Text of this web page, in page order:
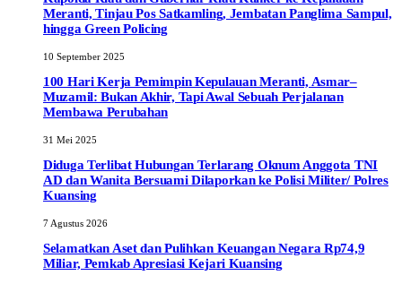
Meranti, Tinjau Pos Satkamling, Jembatan Panglima Sampul,
hingga Green Policing
10 September 2025
100 Hari Kerja Pemimpin Kepulauan Meranti, Asmar–
Muzamil: Bukan Akhir, Tapi Awal Sebuah Perjalanan
Membawa Perubahan
31 Mei 2025
Diduga Terlibat Hubungan Terlarang Oknum Anggota TNI
AD dan Wanita Bersuami Dilaporkan ke Polisi Militer/ Polres
Kuansing
7 Agustus 2026
Selamatkan Aset dan Pulihkan Keuangan Negara Rp74,9
Miliar, Pemkab Apresiasi Kejari Kuansing